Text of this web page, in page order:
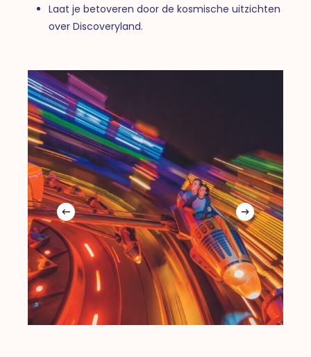
Laat je betoveren door de kosmische uitzichten
over Discoveryland.